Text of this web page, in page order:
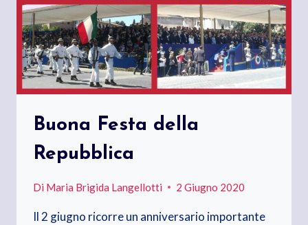
Buona Festa della
Repubblica
Di Maria Brigida Langellotti 2 Giugno 2020
Il 2 giugno ricorre un anniversario importante